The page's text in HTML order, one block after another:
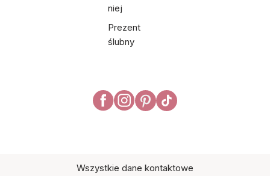
niej
Prezent
ślubny
Wszystkie dane kontaktowe